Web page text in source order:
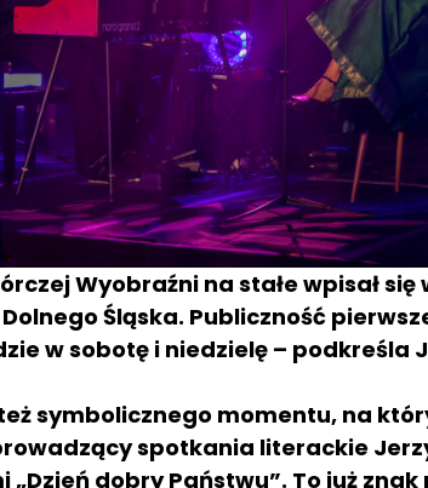
Wyobraźni na stałe wpisał
Śląska. Publiczność
w sobotę i niedzielę – podkreśla
symbolicznego momentu, na
spotkania literackie
„Dzień dobry Państwu”. To już